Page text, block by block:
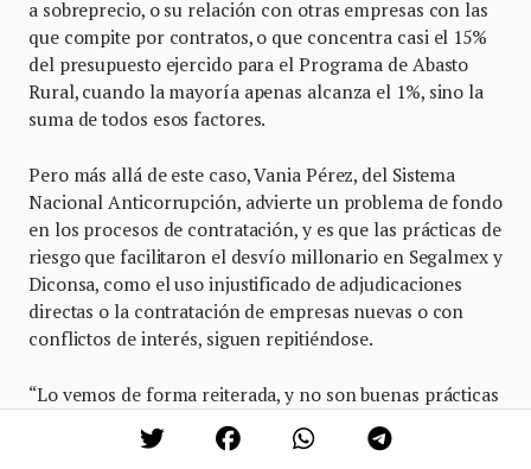
a sobreprecio, o su relación con otras empresas con las
que compite por contratos, o que concentra casi el 15%
del presupuesto ejercido para el Programa de Abasto
Rural, cuando la mayoría apenas alcanza el 1%, sino la
suma de todos esos factores.
Pero más allá de este caso, Vania Pérez, del Sistema
Nacional Anticorrupción, advierte un problema de fondo
en los procesos de contratación, y es que las prácticas de
riesgo que facilitaron el desvío millonario en Segalmex y
Diconsa, como el uso injustificado de adjudicaciones
directas o la contratación de empresas nuevas o con
conflictos de interés, siguen repitiéndose.
“Lo vemos de forma reiterada, y no son buenas prácticas
más allá de calificarlas o no como corrupción. Es
necesario garantizar la no repetición, porque quien paga